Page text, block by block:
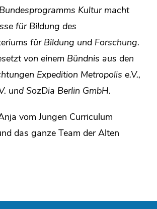
Kultur macht
für Bildung des
für Bildung und Forschung.
von einem Bündnis aus den
Expedition Metropolis e.V.,
und SozDia Berlin GmbH.
vom Jungen Curriculum
das ganze Team der Alten